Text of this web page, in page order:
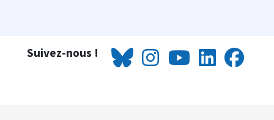
Suivez-nous !